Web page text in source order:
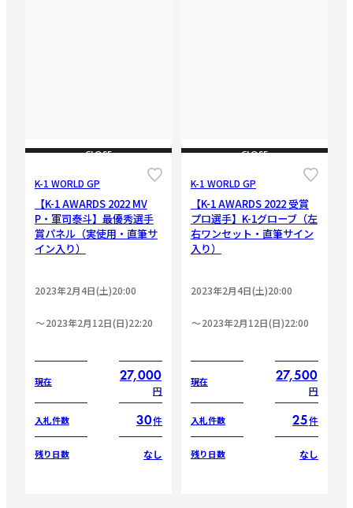
CLOSE
K-1 WORLD GP
【K-1 AWARDS 2022 MV
P・軍司泰斗】最優秀選手
賞パネル（実使用・直筆サ
イン入り）
2023年2月4日(土)20:00
2023年2月12日(日)22:20
現在 27,000
円
入札件数 30件
残り日数 なし
CLOSE
K-1 WORLD GP
【K-1 AWARDS 2022 受賞
プロ選手】K-1グローブ（左
右ワンセット・直筆サイン
入り）
2023年2月4日(土)20:00
2023年2月12日(日)22:00
現在 27,500
円
入札件数 25件
残り日数 なし